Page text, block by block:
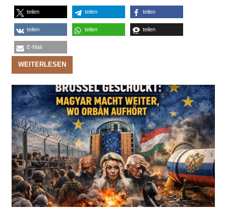
teilen teilen teilen
teilen teilen teilen
E-Mail
WEITERLESEN